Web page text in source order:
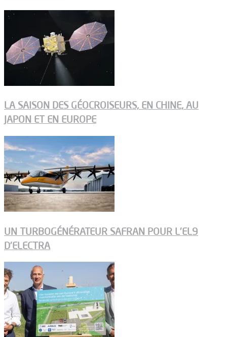
LA SAISON DES GÉOCROISEURS, EN CHINE, AU
JAPON ET EN EUROPE
UN TURBOGÉNÉRATEUR SAFRAN POUR L’EL9
D’ELECTRA